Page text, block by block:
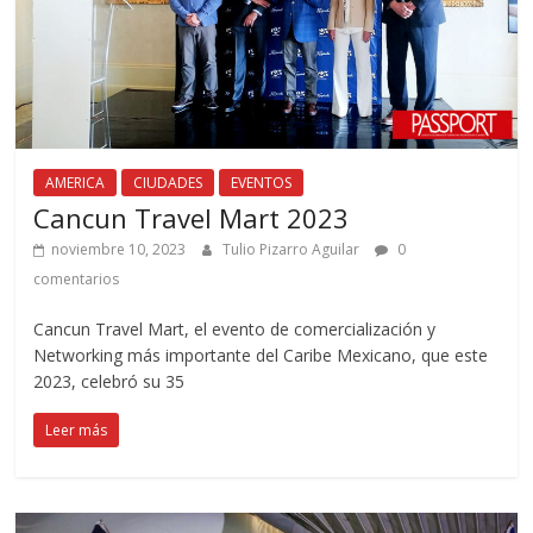
AMERICA CIUDADES EVENTOS
Cancun Travel Mart 2023
noviembre 10, 2023 Tulio Pizarro Aguilar
0
comentarios
Cancun Travel Mart, el evento de comercialización y
Networking más importante del Caribe Mexicano, que este
2023, celebró su 35
Leer más